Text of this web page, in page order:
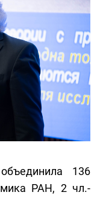
136
РАН, 2 чл.-